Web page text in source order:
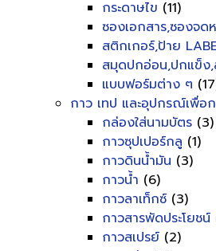
กระดาษไข (11)
ซองเอกสาร,ซองจด
สติกเกอร์,ป้าย
สมุดปกอ่อน,ปกแข็ง
แบบฟอร์มต่าง ๆ
กาว เทป และอุปกรณ์เพื่อ
กล่องใส่นามบัตร (3)
กาวซุปเปอร์กลู (1)
กาวดินน้ำมัน (3)
กาวน้ำ (6)
กาวลาเท็กซ์ (3)
กาวสารพัดประโยชน์
กาวสเปรย์ (2)